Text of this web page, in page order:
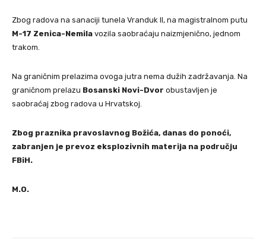
Zbog radova na sanaciji tunela Vranduk II, na magistralnom putu
M-17 Zenica-Nemila vozila saobraćaju naizmjenično, jednom
trakom.
Na graničnim prelazima ovoga jutra nema dužih zadržavanja. Na
graničnom prelazu Bosanski Novi-Dvor obustavljen je
saobraćaj zbog radova u Hrvatskoj.
Zbog praznika pravoslavnog Božića, danas do ponoći,
zabranjen je prevoz eksplozivnih materija na području
FBiH.
M.O.